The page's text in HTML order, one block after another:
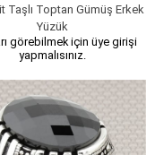
Taşlı Toptan Gümüş Erkek
Yüzük
görebilmek için üye girişi
yapmalısınız.